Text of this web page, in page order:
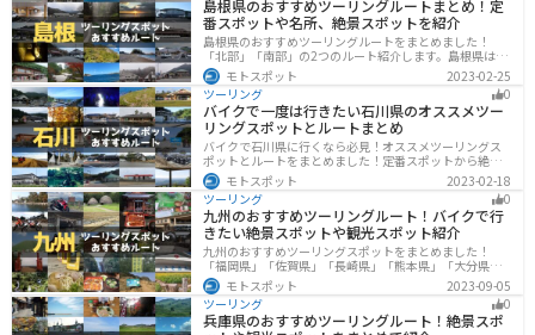
島根県のおすすめツーリングルートまとめ！定
番スポットや名所、絶景スポットを紹介
島根県のおすすめツーリングルートをまとめました！
「北部」「南部」の2つのルート紹介します。島根県は、
海と山が近く、1日で全然違う景色を堪能することができ
ます。バイクで島根県にツーリングに行く際は参考にし
てください。
モトスポット
2023-02-25
ツーリング
0
バイクで一度は行きたい石川県のオススメツー
リングスポットとルートまとめ
バイクで石川県に行くなら必見！オススメツーリングス
ポットとルートをまとめました！定番スポットから絶景
スポット、温泉、海、グルメなど様々なジャンルで楽し
めます。バイクで石川ツーリングに行こうと思っている
人は、参考にしてください。
モトスポット
2023-02-18
ツーリング
0
九州のおすすめツーリングルート！バイクで行
きたい絶景スポットや観光スポット紹介
九州のおすすめツーリングスポットをまとめました！
「福岡県」「佐賀県」「長崎県」「熊本県」「大分県」
「宮崎都」「鹿児島県」の各県の観光地紹介します。自
然豊かな山々や湖、温泉地が点在し、四季折々の景色を
楽しめるスポットが多数あります。バイクで九州にツー
リングに行く際は参考にしてください。
モトスポット
2023-09-05
ツーリング
0
兵庫県のおすすめツーリングルート！絶景スポ